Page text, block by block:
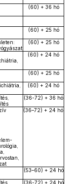
(60) + 36 hó
(60) + 25 hó
(60) + 25 hó
(60) + 24 hó
(60) + 25 hó
(60) + 24 hó
(36-72) + 36 hó
(36–72) + 24 hó
(53–60) + 24 hó
(36-72) + 24 hó